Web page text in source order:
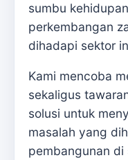
sumbu
perkembangan
dihadapi sektor
Kami mencoba
sekaligus
solusi untuk
masalah yang
pembangunan di